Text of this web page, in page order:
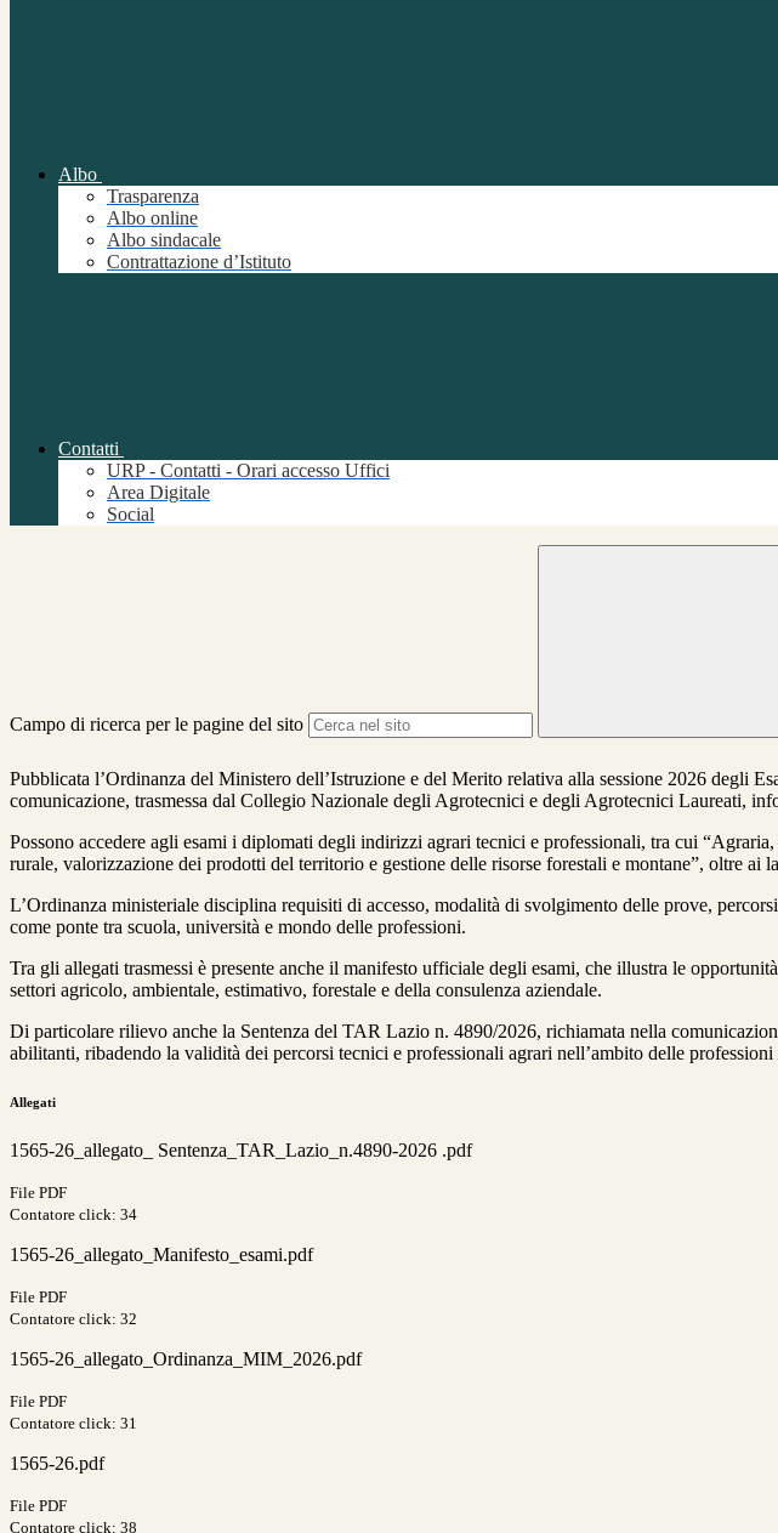
Albo
Trasparenza
Albo online
Albo sindacale
Contrattazione d’Istituto
Contatti
URP - Contatti - Orari accesso Uffici
Area Digitale
Social
Campo di ricerca per le pagine del sito
Pubblicata l’Ordinanza del Ministero dell’Istruzione e del Merito relativa alla sessione 2026 degli
comunicazione, trasmessa dal Collegio Nazionale degli Agrotecnici e degli Agrotecnici Laureati,
Possono accedere agli esami i diplomati degli indirizzi agrari tecnici e professionali, tra cui
rurale, valorizzazione dei prodotti del territorio e gestione delle risorse forestali e montane”, oltre ai
L’Ordinanza ministeriale disciplina requisiti di accesso, modalità di svolgimento delle prove,
come ponte tra scuola, università e mondo delle professioni.
Tra gli allegati trasmessi è presente anche il manifesto ufficiale degli esami, che illustra le
settori agricolo, ambientale, estimativo, forestale e della consulenza aziendale.
Di particolare rilievo anche la Sentenza del TAR Lazio n. 4890/2026, richiamata nella
abilitanti, ribadendo la validità dei percorsi tecnici e professionali agrari nell’ambito delle professioni
Allegati
1565-26_allegato_ Sentenza_TAR_Lazio_n.4890-2026 .pdf
File PDF
Contatore click: 34
1565-26_allegato_Manifesto_esami.pdf
File PDF
Contatore click: 32
1565-26_allegato_Ordinanza_MIM_2026.pdf
File PDF
Contatore click: 31
1565-26.pdf
File PDF
Contatore click: 38